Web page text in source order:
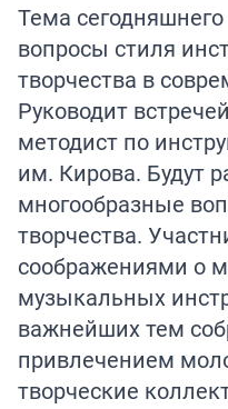
Тема
вопросы стиля
творчества в
Руководит
методист по
им. Кирова. Будут
многообразные
творчества.
соображениями о
музыкальных
важнейших тем
привлечением
творческие